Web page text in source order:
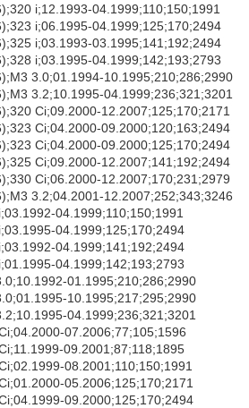
i;12.1993-04.1999;110;150;1991
i;06.1995-04.1999;125;170;2494
i;03.1993-03.1995;141;192;2494
i;03.1995-04.1999;142;193;2793
3.0;01.1994-10.1995;210;286;2990
3.2;10.1995-04.1999;236;321;3201
Ci;09.2000-12.2007;125;170;2171
Ci;04.2000-09.2000;120;163;2494
Ci;04.2000-09.2000;125;170;2494
Ci;09.2000-12.2007;141;192;2494
Ci;06.2000-12.2007;170;231;2979
3.2;04.2001-12.2007;252;343;3246
04.1999;110;150;1991
04.1999;125;170;2494
04.1999;141;192;2494
04.1999;142;193;2793
01.1995;210;286;2990
10.1995;217;295;2990
04.1999;236;321;3201
07.2006;77;105;1596
09.2001;87;118;1895
08.2001;110;150;1991
05.2006;125;170;2171
09.2000;125;170;2494